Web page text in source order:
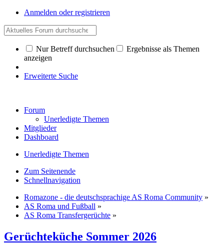
Anmelden oder registrieren
Nur Betreff durchsuchen
Ergebnisse als Themen
anzeigen
Erweiterte Suche
Forum
Unerledigte Themen
Mitglieder
Dashboard
Unerledigte Themen
Zum Seitenende
Schnellnavigation
Romazone - die deutschsprachige AS Roma Community »
AS Roma und Fußball »
AS Roma Transfergerüchte »
Gerüchteküche Sommer 2026